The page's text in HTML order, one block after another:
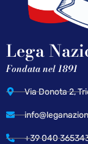
Lega
Fondata nel 1891
Via Donota 2,
+39 040